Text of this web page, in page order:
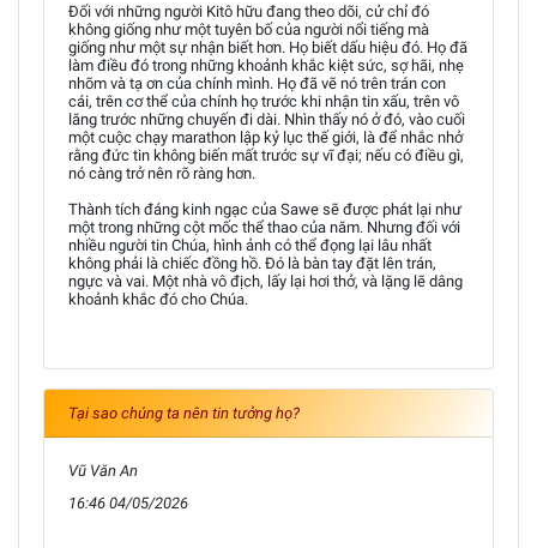
Đối với những người Kitô hữu đang theo dõi, cử chỉ đó
không giống như một tuyên bố của người nổi tiếng mà
giống như một sự nhận biết hơn. Họ biết dấu hiệu đó. Họ đã
làm điều đó trong những khoảnh khắc kiệt sức, sợ hãi, nhẹ
nhõm và tạ ơn của chính mình. Họ đã vẽ nó trên trán con
cái, trên cơ thể của chính họ trước khi nhận tin xấu, trên vô
lăng trước những chuyến đi dài. Nhìn thấy nó ở đó, vào cuối
một cuộc chạy marathon lập kỷ lục thế giới, là để nhắc nhở
rằng đức tin không biến mất trước sự vĩ đại; nếu có điều gì,
nó càng trở nên rõ ràng hơn.
Thành tích đáng kinh ngạc của Sawe sẽ được phát lại như
một trong những cột mốc thể thao của năm. Nhưng đối với
nhiều người tin Chúa, hình ảnh có thể đọng lại lâu nhất
không phải là chiếc đồng hồ. Đó là bàn tay đặt lên trán,
ngực và vai. Một nhà vô địch, lấy lại hơi thở, và lặng lẽ dâng
khoảnh khắc đó cho Chúa.
Tại sao chúng ta nên tin tưởng họ?
Vũ Văn An
16:46 04/05/2026